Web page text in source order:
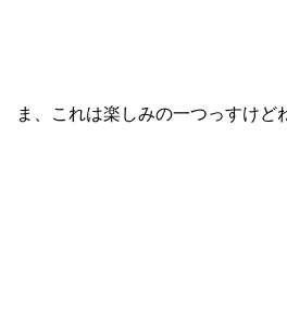
ま、これは楽しみの一つっすけど